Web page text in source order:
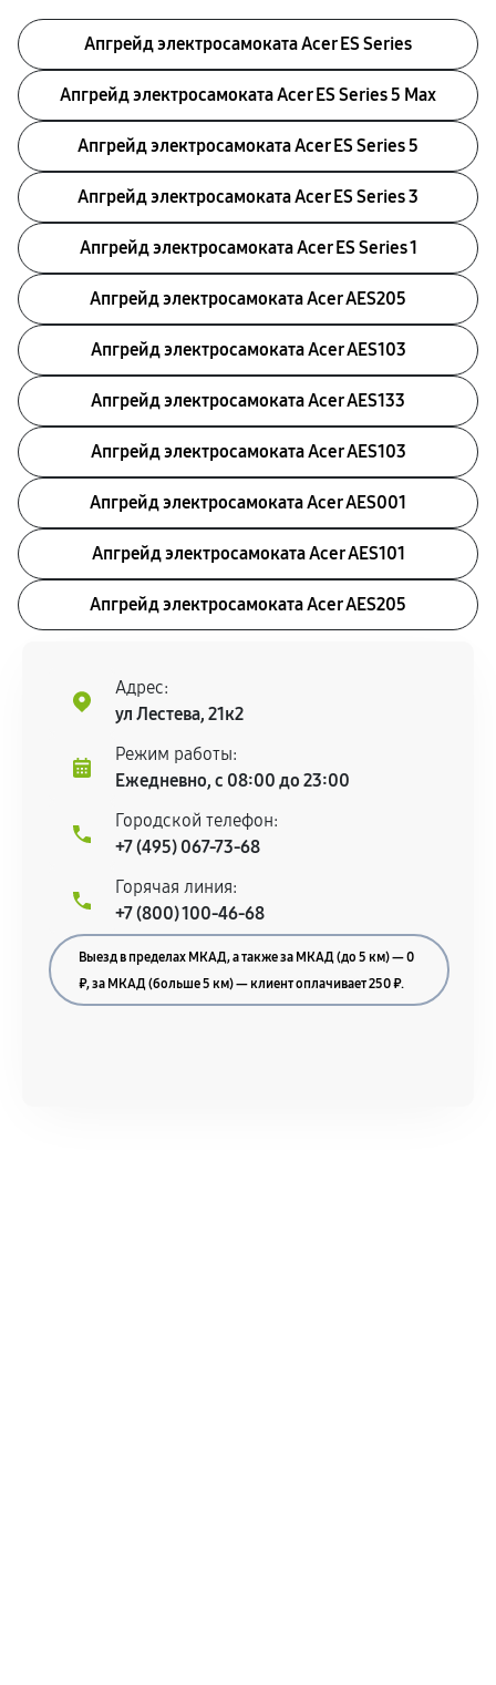
Апгрейд электросамоката Acer ES Series
Апгрейд электросамоката Acer ES Series 5 Max
Апгрейд электросамоката Acer ES Series 5
Апгрейд электросамоката Acer ES Series 3
Апгрейд электросамоката Acer ES Series 1
Апгрейд электросамоката Acer AES205
Апгрейд электросамоката Acer AES103
Апгрейд электросамоката Acer AES133
Апгрейд электросамоката Acer AES103
Апгрейд электросамоката Acer AES001
Апгрейд электросамоката Acer AES101
Апгрейд электросамоката Acer AES205
Адрес:
ул Лестева, 21к2
Режим работы:
Ежедневно, с 08:00 до 23:00
Городской телефон:
+7 (495) 067-73-68
Горячая линия:
+7 (800) 100-46-68
Выезд в пределах МКАД, а также за МКАД (до 5 км) — 0
₽, за МКАД (больше 5 км) — клиент оплачивает 250 ₽.